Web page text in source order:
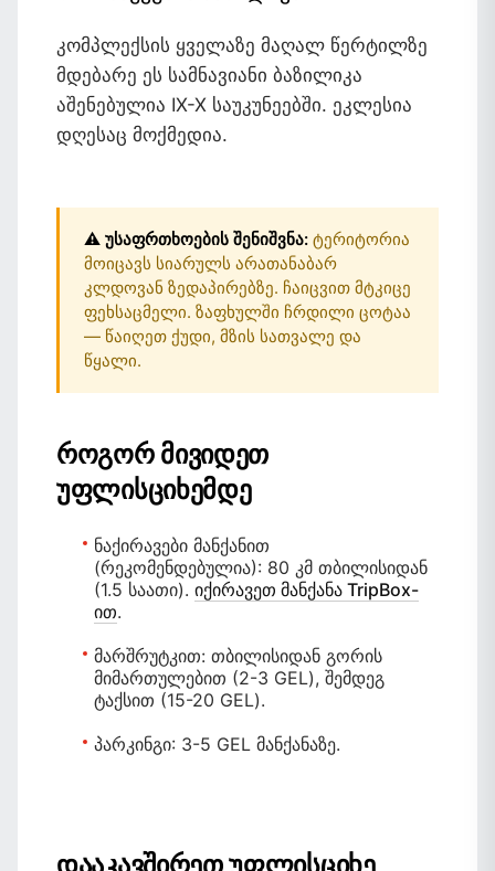
კომპლექსის ყველაზე მაღალ წერტილზე
მდებარე ეს სამნავიანი ბაზილიკა
აშენებულია IX-X საუკუნეებში. ეკლესია
დღესაც მოქმედია.
⚠️ უსაფრთხოების შენიშვნა: ტერიტორია
მოიცავს სიარულს არათანაბარ
კლდოვან ზედაპირებზე. ჩაიცვით მტკიცე
ფეხსაცმელი. ზაფხულში ჩრდილი ცოტაა
— წაიღეთ ქუდი, მზის სათვალე და
წყალი.
როგორ მივიდეთ
უფლისციხემდე
ნაქირავები მანქანით
(რეკომენდებულია): 80 კმ თბილისიდან
(1.5 საათი). იქირავეთ მანქანა TripBox-
ით.
მარშრუტკით: თბილისიდან გორის
მიმართულებით (2-3 GEL), შემდეგ
ტაქსით (15-20 GEL).
პარკინგი: 3-5 GEL მანქანაზე.